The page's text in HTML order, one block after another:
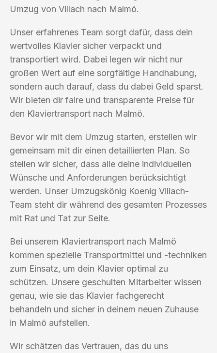
Umzug von Villach nach Malmö.
Unser erfahrenes Team sorgt dafür, dass dein
wertvolles Klavier sicher verpackt und
transportiert wird. Dabei legen wir nicht nur
großen Wert auf eine sorgfältige Handhabung,
sondern auch darauf, dass du dabei Geld sparst.
Wir bieten dir faire und transparente Preise für
den Klaviertransport nach Malmö.
Bevor wir mit dem Umzug starten, erstellen wir
gemeinsam mit dir einen detaillierten Plan. So
stellen wir sicher, dass alle deine individuellen
Wünsche und Anforderungen berücksichtigt
werden. Unser Umzugskönig Koenig Villach-
Team steht dir während des gesamten Prozesses
mit Rat und Tat zur Seite.
Bei unserem Klaviertransport nach Malmö
kommen spezielle Transportmittel und -techniken
zum Einsatz, um dein Klavier optimal zu
schützen. Unsere geschulten Mitarbeiter wissen
genau, wie sie das Klavier fachgerecht
behandeln und sicher in deinem neuen Zuhause
in Malmö aufstellen.
Wir schätzen das Vertrauen, das du uns